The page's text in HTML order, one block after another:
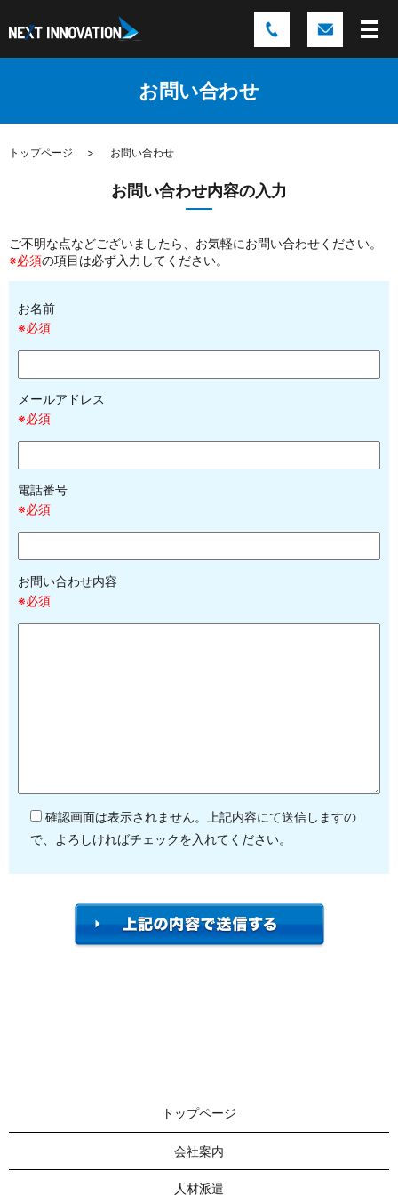
お問い合わせ
トップページ お問い合わせ
お問い合わせ内容の入力
ご不明な点などございましたら、お気軽にお問い合わせください。
※必須の項目は必ず入力してください。
お名前
※必須
メールアドレス
※必須
電話番号
※必須
お問い合わせ内容
※必須
確認画面は表示されません。上記内容にて送信しますの
で、よろしければチェックを入れてください。
トップページ
会社案内
人材派遣